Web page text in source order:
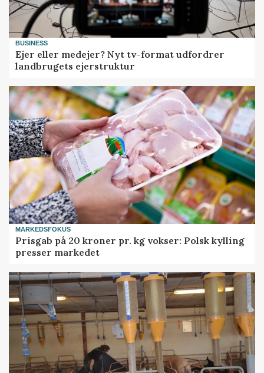
BUSINESS
Ejer eller medejer? Nyt tv-format udfordrer
landbrugets ejerstruktur
MARKEDSFOKUS
Prisgab på 20 kroner pr. kg vokser: Polsk kylling
presser markedet